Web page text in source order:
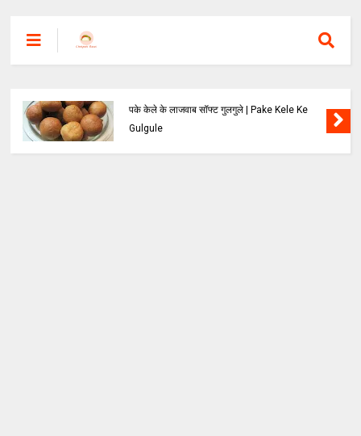
पके केले के लाजवाब सॉफ्ट गुलगुले | Pake Kele Ke
Gulgule